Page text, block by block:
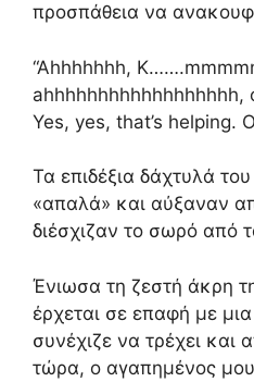
προσπάθεια να
“Ahhhhhhh,
ahhhhhhhhhhhhhhhhhh,
Yes, yes, that’s helping.
Τα επιδέξια δάχτυλά
«απαλά» και αύξαναν
διέσχιζαν το σωρό από
Ένιωσα τη ζεστή άκρη
έρχεται σε επαφή με
συνέχιζε να τρέχει και
τώρα, ο αγαπημένος